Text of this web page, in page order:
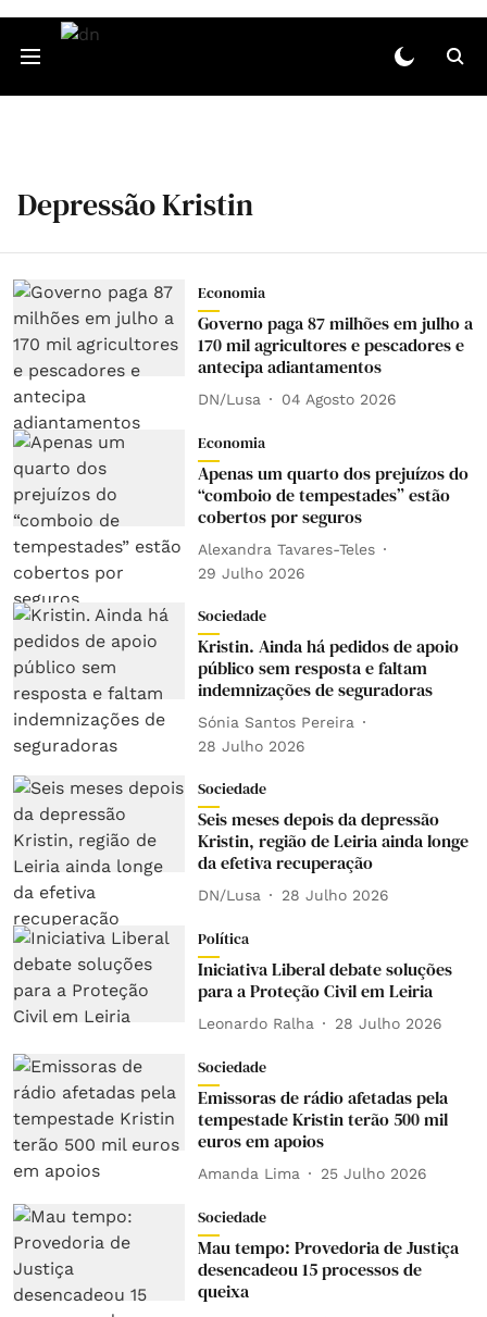
Depressão Kristin
Economia
Governo paga 87 milhões em julho a
170 mil agricultores e pescadores e
antecipa adiantamentos
DN/Lusa 04 Agosto 2026
Economia
Apenas um quarto dos prejuízos do
“comboio de tempestades” estão
cobertos por seguros
Alexandra Tavares-Teles
29 Julho 2026
Sociedade
Kristin. Ainda há pedidos de apoio
público sem resposta e faltam
indemnizações de seguradoras
Sónia Santos Pereira
28 Julho 2026
Sociedade
Seis meses depois da depressão
Kristin, região de Leiria ainda longe
da efetiva recuperação
DN/Lusa 28 Julho 2026
Política
Iniciativa Liberal debate soluções
para a Proteção Civil em Leiria
Leonardo Ralha 28 Julho 2026
Sociedade
Emissoras de rádio afetadas pela
tempestade Kristin terão 500 mil
euros em apoios
Amanda Lima 25 Julho 2026
Sociedade
Mau tempo: Provedoria de Justiça
desencadeou 15 processos de
queixa